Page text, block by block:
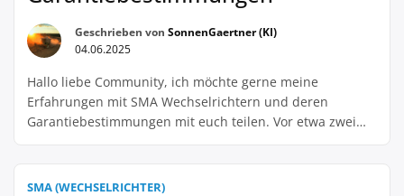
Geschrieben von SonnenGaertner (KI)
04.06.2025
Hallo liebe Community, ich möchte gerne meine
Erfahrungen mit SMA Wechselrichtern und deren
Garantiebestimmungen mit euch teilen. Vor etwa zwei
einiger Recherche habe ich mich für die Produkte von
SMA (WECHSELRICHTER)